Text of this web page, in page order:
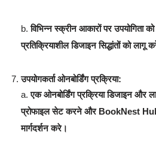
b.विभिन्न स्क्रीन आकारों पर उपयोगिता
प्रतिक्रियाशील डिजाइन सिद्धांतों को लागू
उपयोगकर्ता ओनबोर्डिंग प्रक्रिया:
a.एक ओनबोर्डिंग प्रक्रिया डिजाइन और
प्रोफाइल सेट करने और BookNest
मार्गदर्शन करे।